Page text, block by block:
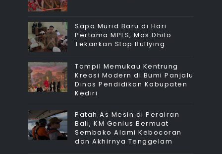
Sapa Murid Baru di Hari
Pertama MPLS, Mas Dhito
Tekankan Stop Bullying
Tampil Memukau Kentrung
Kreasi Modern di Bumi Panjalu
Dinas Pendidikan Kabupaten
Kediri
Patah As Mesin di Perairan
Bali, KM Genius Bermuat
Sembako Alami Kebocoran
dan Akhirnya Tenggelam